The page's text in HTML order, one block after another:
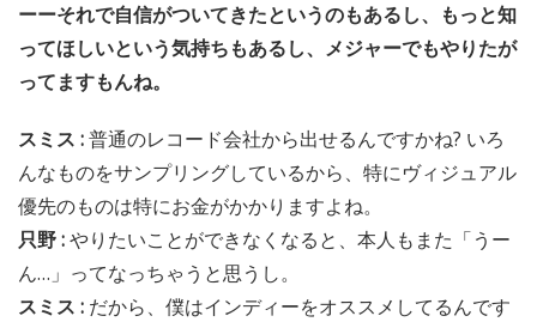
ーーそれで自信がついてきたというのもあるし、もっと知
ってほしいという気持ちもあるし、メジャーでもやりたが
ってますもんね。
スミス :普通のレコード会社から出せるんですかね? いろ
んなものをサンプリングしているから、特にヴィジュアル
優先のものは特にお金がかかりますよね。
只野 :やりたいことができなくなると、本人もまた「うー
ん…」ってなっちゃうと思うし。
スミス : だから、僕はインディーをオススメしてるんです